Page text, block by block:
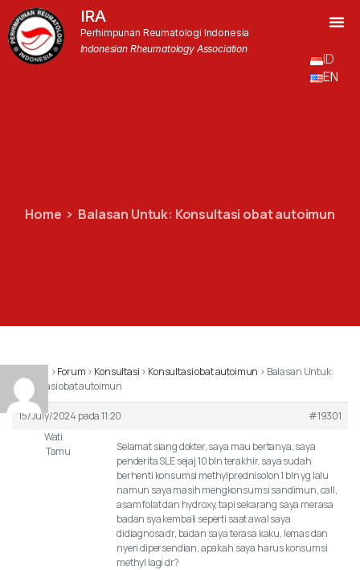
IRA
Perhimpunan Reumatologi Indonesia
Indonesian Rheumatology Association
ID
EN
Home Balasan Untuk: Konsultasi obat autoimun
›Forum › Konsultasi › Konsultasi obat autoimun › Balasan Untuk:
Konsultasi obat autoimun
15/July/2024 pada 11:20
#19301
Wati
Tamu
Selamat siang dokter, saya mau bertanya, saya
penderita SLE sejaj 10 bln terakhir, saya sudah
berhenti konsumsi methylprednisolon 1 bln yg lalu
namun saya masih mengkonsumsi sandimun, call,
asam folat dan hydroxy, tapi sekarang saya merasa
badan sya kembali seperti saat awal saya
didiagnosa dr, badan saya terasa kaku, lemas dan
nyeri dipersendian, apakah saya harus konsumsi
methyl lagi dr?